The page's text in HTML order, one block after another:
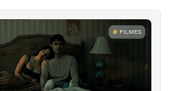
FILMES